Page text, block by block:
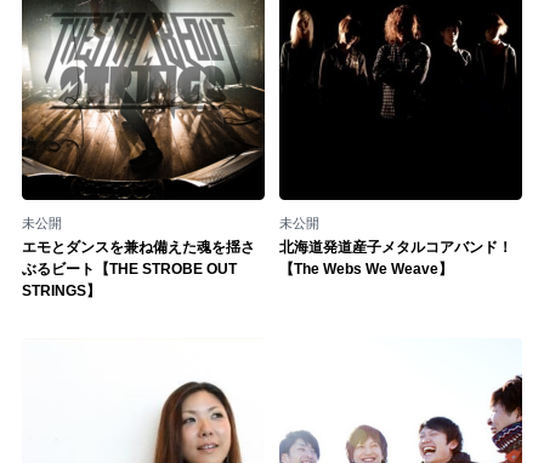
未公開
エモとダンスを兼ね備えた魂を揺さ
ぶるビート【THE STROBE OUT
STRINGS】
未公開
北海道発道産子メタルコアバンド！
【The Webs We Weave】